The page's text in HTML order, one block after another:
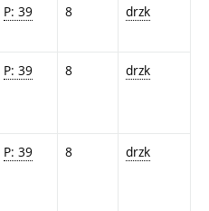
P: 39 8 drzk
P: 39 8 drzk
P: 39 8 drzk